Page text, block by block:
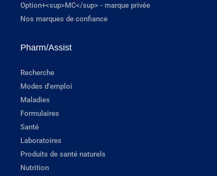
Option+<sup>MC</sup> - marque privée
Nos marques de confiance
Pharm/Assist
Recherche
Modes d'emploi
Maladies
Formulaires
Santé
Laboratoires
Produits de santé naturels
Nutrition